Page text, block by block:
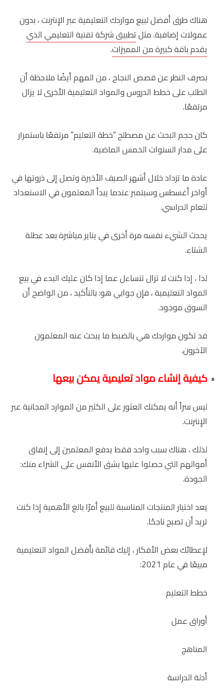
هناك طرق أفضل لبيع مواردك التعليمية عبر الإنترنت ، بدون
عمولات إضافية. مثلتطبيق شركة تقنية التعليمي الذي
يقدم باقة كبيرة من المميزات.
بصرف النظر عن قصص النجاح ، من المهم أيضًا ملاحظة أن
الطلب على خطط الدروس والمواد التعليمية الأخرى لا يزال
مرتفعًا.
كان حجم البحث عن مصطلح “خطة التعليم” مرتفعًا باستمرار
على مدار السنوات الخمس الماضية.
عادة ما تزداد خلال أشهر الصيف الأخيرة وتصل إلى ذروتها في
أواخر أغسطس وسبتمبر عندما يبدأ المعلمون في الاستعداد
للعام الدراسي.
يحدث الشيء نفسه مرة أخرى في يناير مباشرة بعد عطلة
الشتاء.
لذا ، إذا كنت لا تزال تتساءل عما إذا كان عليك البدء في بيع
المواد التعليمية ، فإن جوابي هو: بالتأكيد ، من الواضح أن
السوق موجود.
قد تكون مواردك هي بالضبط ما يبحث عنه المعلمون
الآخرون.
كيفية إنشاء مواد تعليمية يمكن بيعها
ليس سراً أنه يمكنك العثور على الكثير من الموارد المجانية عبر
الإنترنت.
لذلك ، هناك سبب واحد فقط يدفع المعلمين إلى إنفاق
أموالهم التي حصلوا عليها بشق الأنفس على الشراء منك:
الجودة.
يعد اختيار المنتجات المناسبة للبيع أمرًا بالغ الأهمية إذا كنت
تريد أن تصبح ناجحًا.
لإعطائك بعض الأفكار ، إليك قائمة بأفضل المواد التعليمية
مبيعًا في عام 2021:
خطط التعليم
أوراق عمل
المناهج
أدلة الدراسة